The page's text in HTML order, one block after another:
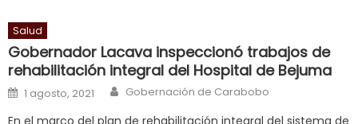
long
hard
fuck,
सच
ह
Salud
Gobernador Lacava inspeccionó trabajos de
rehabilitación integral del Hospital de Bejuma
Posted on
1 agosto, 2021 Author
Gobernación de Carabobo
En el marco del plan de rehabilitación integral del sistema de